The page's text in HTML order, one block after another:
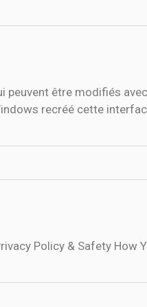
peuvent être modifiés
recréé cette